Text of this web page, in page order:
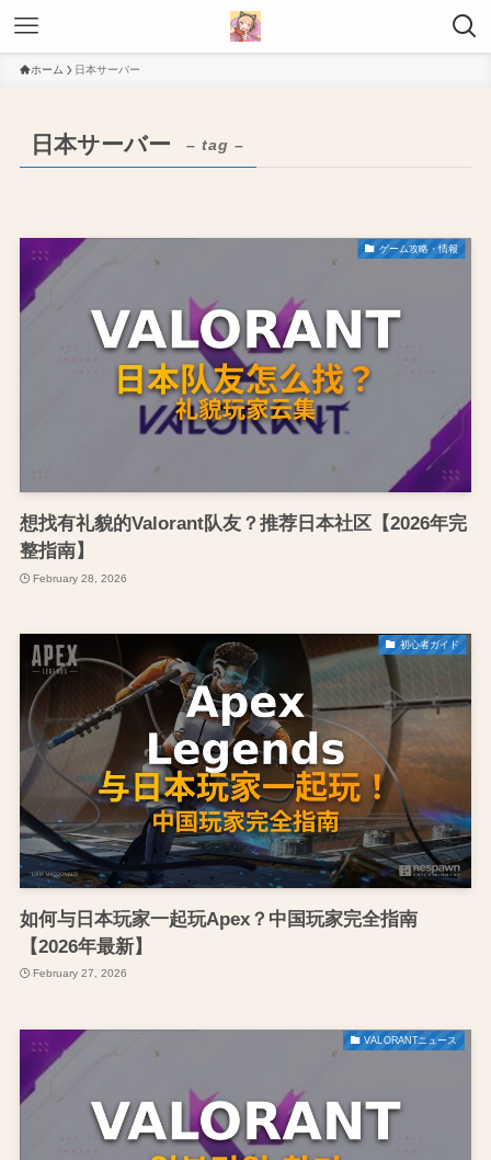
ホーム 日本サーバー
日本サーバー – tag –
ゲーム攻略・情報
想找有礼貌的Valorant队友？推荐日本社区【2026年完
整指南】
February 28, 2026
初心者ガイド
如何与日本玩家一起玩Apex？中国玩家完全指南
【2026年最新】
February 27, 2026
VALORANTニュース